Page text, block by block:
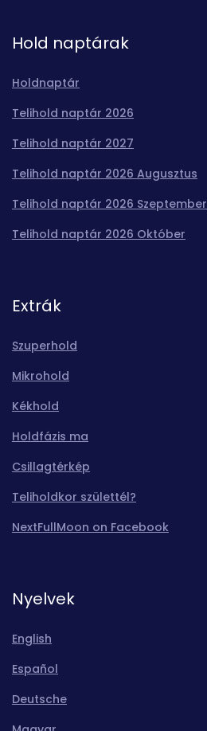
Hold naptárak
Holdnaptár
Telihold naptár 2026
Telihold naptár 2027
Telihold naptár 2026 Augusztus
Telihold naptár 2026 Szeptember
Telihold naptár 2026 Október
Extrák
Szuperhold
Mikrohold
Kékhold
Holdfázis ma
Csillagtérkép
Teliholdkor születtél?
NextFullMoon on Facebook
Nyelvek
English
Español
Deutsche